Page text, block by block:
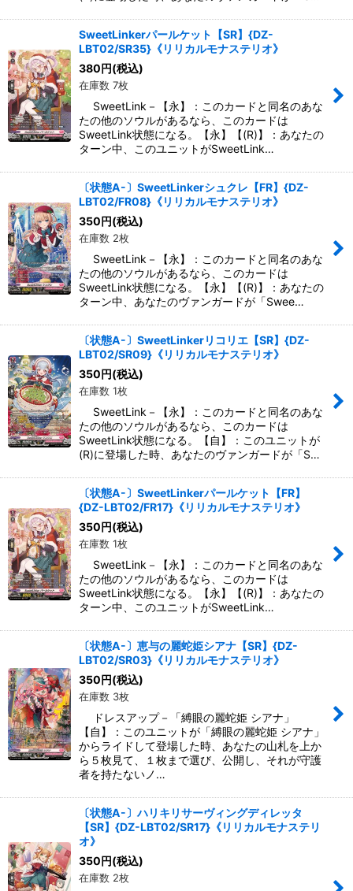
SweetLinkerパールケット【SR】{DZ-
LBT02/SR35}《リリカルモナステリオ》
380円(税込)
在庫数 7枚
SweetLink－【永】：このカードと同名のあな
たの他のソウルがあるなら、このカードは
SweetLink状態になる。【永】【(R)】：あなたの
ターン中、このユニットがSweetLink…
〔状態A-〕SweetLinkerシュクレ【FR】{DZ-
LBT02/FR08}《リリカルモナステリオ》
350円(税込)
在庫数 2枚
SweetLink－【永】：このカードと同名のあな
たの他のソウルがあるなら、このカードは
SweetLink状態になる。【永】【(R)】：あなたの
ターン中、あなたのヴァンガードが「Swee…
〔状態A-〕SweetLinkerリコリエ【SR】{DZ-
LBT02/SR09}《リリカルモナステリオ》
350円(税込)
在庫数 1枚
SweetLink－【永】：このカードと同名のあな
たの他のソウルがあるなら、このカードは
SweetLink状態になる。【自】：このユニットが
(R)に登場した時、あなたのヴァンガードが「S…
〔状態A-〕SweetLinkerパールケット【FR】
{DZ-LBT02/FR17}《リリカルモナステリオ》
350円(税込)
在庫数 1枚
SweetLink－【永】：このカードと同名のあな
たの他のソウルがあるなら、このカードは
SweetLink状態になる。【永】【(R)】：あなたの
ターン中、このユニットがSweetLink…
〔状態A-〕恵与の麗蛇姫シアナ【SR】{DZ-
LBT02/SR03}《リリカルモナステリオ》
350円(税込)
在庫数 3枚
ドレスアップ－「縛眼の麗蛇姫 シアナ」
【自】：このユニットが「縛眼の麗蛇姫 シアナ」
からライドして登場した時、あなたの山札を上か
ら５枚見て、１枚まで選び、公開し、それが守護
者を持たないノ…
〔状態A-〕ハリキリサーヴィングディレッタ
【SR】{DZ-LBT02/SR17}《リリカルモナステリ
オ》
350円(税込)
在庫数 2枚